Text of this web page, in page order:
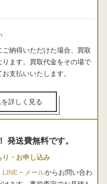
ご納得いただけた場合、買取
ります。買取代金をその場で
支払いいたします。
詳しく見る
発送費無料です。
り・お申し込み
LINE・ メールからお問い合わ